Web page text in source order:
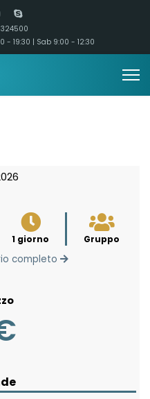
- 19:30 | Sab 9:00 - 12:30
1 giorno Gruppo
completo